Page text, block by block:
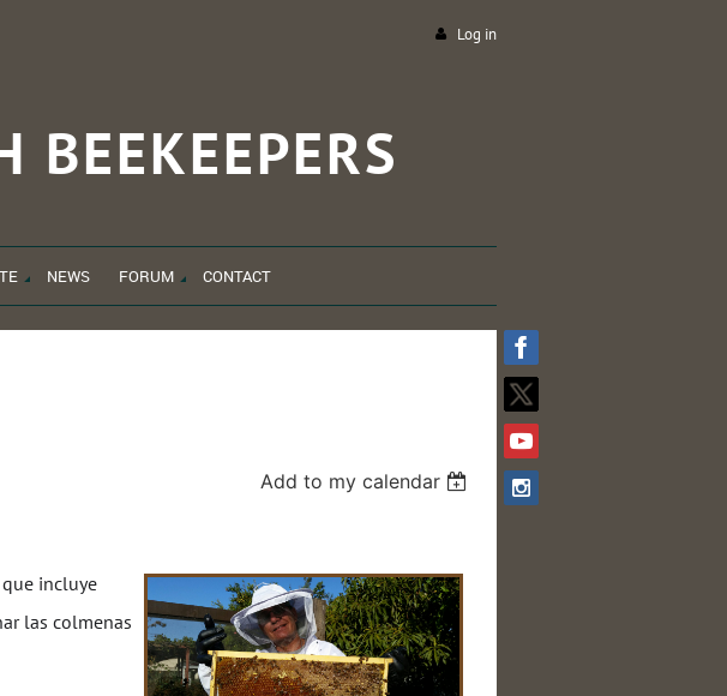
Log in
BEEKEEPERS
NEWS FORUM CONTACT
Add to my calendar
incluye
las colmenas